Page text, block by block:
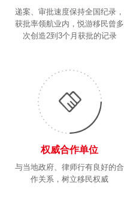
递案、审批速度保持全国纪录，
获批率领航业内，悦游移民曾多
次创造2到3个月获批的记录
权威合作单位
与当地政府、律师行有良好的合
作关系，树立移民权威